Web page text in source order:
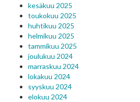
kesäkuu 2025
toukokuu 2025
huhtikuu 2025
helmikuu 2025
tammikuu 2025
joulukuu 2024
marraskuu 2024
lokakuu 2024
syyskuu 2024
elokuu 2024